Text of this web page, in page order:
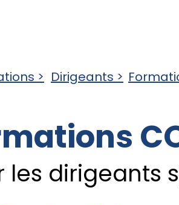
> Dirigeants >
les dirigeants